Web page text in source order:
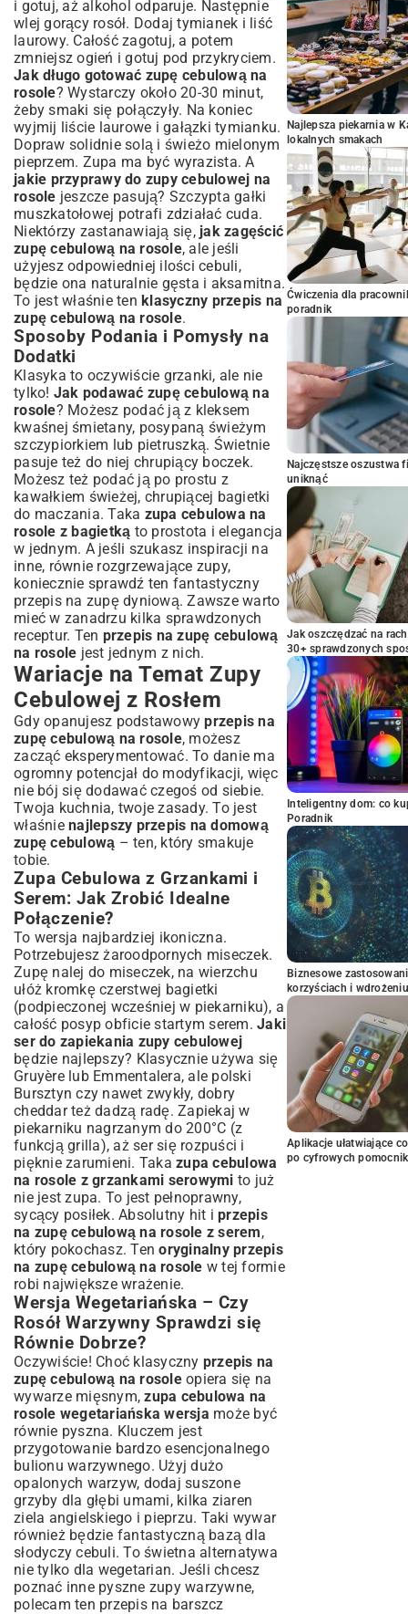
i gotuj, aż alkohol odparuje. Następnie
wlej gorący rosół. Dodaj tymianek i liść
laurowy. Całość zagotuj, a potem
zmniejsz ogień i gotuj pod przykryciem.
Jak długo gotować zupę cebulową na
rosole? Wystarczy około 20-30 minut,
żeby smaki się połączyły. Na koniec
wyjmij liście laurowe i gałązki tymianku.
Dopraw solidnie solą i świeżo mielonym
pieprzem. Zupa ma być wyrazista. A
jakie przyprawy do zupy cebulowej na
rosole jeszcze pasują? Szczypta gałki
muszkatołowej potrafi zdziałać cuda.
Niektórzy zastanawiają się, jak zagęścić
zupę cebulową na rosole, ale jeśli
użyjesz odpowiedniej ilości cebuli,
będzie ona naturalnie gęsta i aksamitna.
To jest właśnie ten klasyczny przepis na
zupę cebulową na rosole.
Sposoby Podania i Pomysły na
Dodatki
Klasyka to oczywiście grzanki, ale nie
tylko! Jak podawać zupę cebulową na
rosole? Możesz podać ją z kleksem
kwaśnej śmietany, posypaną świeżym
szczypiorkiem lub pietruszką. Świetnie
pasuje też do niej chrupiący boczek.
Możesz też podać ją po prostu z
kawałkiem świeżej, chrupiącej bagietki
do maczania. Taka zupa cebulowa na
rosole z bagietką to prostota i elegancja
w jednym. A jeśli szukasz inspiracji na
inne, równie rozgrzewające zupy,
koniecznie sprawdź ten fantastyczny
przepis na zupę dyniową. Zawsze warto
mieć w zanadrzu kilka sprawdzonych
receptur. Ten przepis na zupę cebulową
na rosole jest jednym z nich.
Wariacje na Temat Zupy
Cebulowej z Rosłem
Gdy opanujesz podstawowyprzepis na
zupę cebulową na rosole, możesz
zacząć eksperymentować. To danie ma
ogromny potencjał do modyfikacji, więc
nie bój się dodawać czegoś od siebie.
Twoja kuchnia, twoje zasady. To jest
właśnie najlepszy przepis na domową
zupę cebulową – ten, który smakuje
tobie.
Zupa Cebulowa z Grzankami i
Serem: Jak Zrobić Idealne
Połączenie?
To wersja najbardziej ikoniczna.
Potrzebujesz żaroodpornych miseczek.
Zupę nalej do miseczek, na wierzchu
ułóż kromkę czerstwej bagietki
(podpieczonej wcześniej w piekarniku), a
całość posyp obficie startym serem. Jaki
ser do zapiekania zupy cebulowej
będzie najlepszy? Klasycznie używa się
Gruyère lub Emmentalera, ale polski
Bursztyn czy nawet zwykły, dobry
cheddar też dadzą radę. Zapiekaj w
piekarniku nagrzanym do 200°C (z
funkcją grilla), aż ser się rozpuści i
pięknie zarumieni. Taka zupa cebulowa
na rosole z grzankami serowymi to już
nie jest zupa. To jest pełnoprawny,
sycący posiłek. Absolutny hit i przepis
na zupę cebulową na rosole z serem,
który pokochasz. Tenoryginalny przepis
na zupę cebulową na rosole w tej formie
robi największe wrażenie.
Wersja Wegetariańska – Czy
Rosół Warzywny Sprawdzi się
Równie Dobrze?
Oczywiście! Choć klasyczny przepis na
zupę cebulową na rosoleopiera się na
wywarze mięsnym,zupa cebulowa na
rosole wegetariańska wersja może być
równie pyszna. Kluczem jest
przygotowanie bardzo esencjonalnego
bulionu warzywnego. Użyj dużo
opalonych warzyw, dodaj suszone
grzyby dla głębi umami, kilka ziaren
ziela angielskiego i pieprzu. Taki wywar
również będzie fantastyczną bazą dla
słodyczy cebuli. To świetna alternatywa
nie tylko dla wegetarian. Jeśli chcesz
poznać inne pyszne zupy warzywne,
polecam ten przepis na barszcz
Najlepsza piekarnia w
lokalnych smakach
Ćwiczenia dla
poradnik
Najczęstsze oszustwa
uniknąć
Jak oszczędzać na
30+ sprawdzonych
Inteligentny dom: co
Poradnik
Biznesowe
korzyściach i wdrożeniu
Aplikacje ułatwiające
po cyfrowych